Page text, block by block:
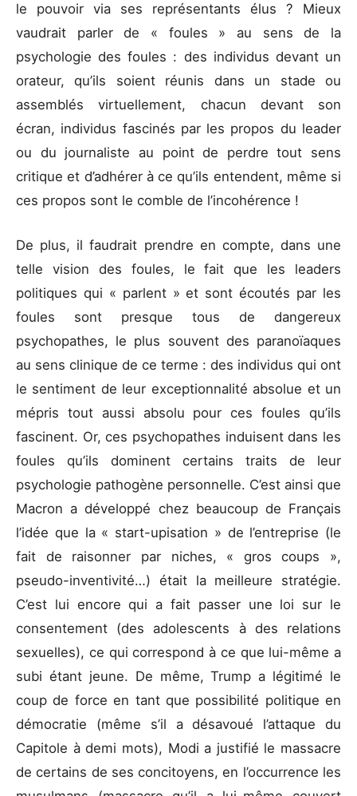
le pouvoir via ses représentants élus ? Mieux
vaudrait parler de « foules » au sens de la
psychologie des foules : des individus devant un
orateur, qu’ils soient réunis dans un stade ou
assemblés virtuellement, chacun devant son
écran, individus fascinés par les propos du leader
ou du journaliste au point de perdre tout sens
critique et d’adhérer à ce qu’ils entendent, même si
ces propos sont le comble de l’incohérence !
De plus, il faudrait prendre en compte, dans une
telle vision des foules, le fait que les leaders
politiques qui « parlent » et sont écoutés par les
foules sont presque tous de dangereux
psychopathes, le plus souvent des paranoïaques
au sens clinique de ce terme : des individus qui ont
le sentiment de leur exceptionnalité absolue et un
mépris tout aussi absolu pour ces foules qu’ils
fascinent. Or, ces psychopathes induisent dans les
foules qu’ils dominent certains traits de leur
psychologie pathogène personnelle. C’est ainsi que
Macron a développé chez beaucoup de Français
l’idée que la « start-upisation » de l’entreprise (le
fait de raisonner par niches, « gros coups »,
pseudo-inventivité…) était la meilleure stratégie.
C’est lui encore qui a fait passer une loi sur le
consentement (des adolescents à des relations
sexuelles), ce qui correspond à ce que lui-même a
subi étant jeune. De même, Trump a légitimé le
coup de force en tant que possibilité politique en
démocratie (même s’il a désavoué l’attaque du
Capitole à demi mots), Modi a justifié le massacre
de certains de ses concitoyens, en l’occurrence les